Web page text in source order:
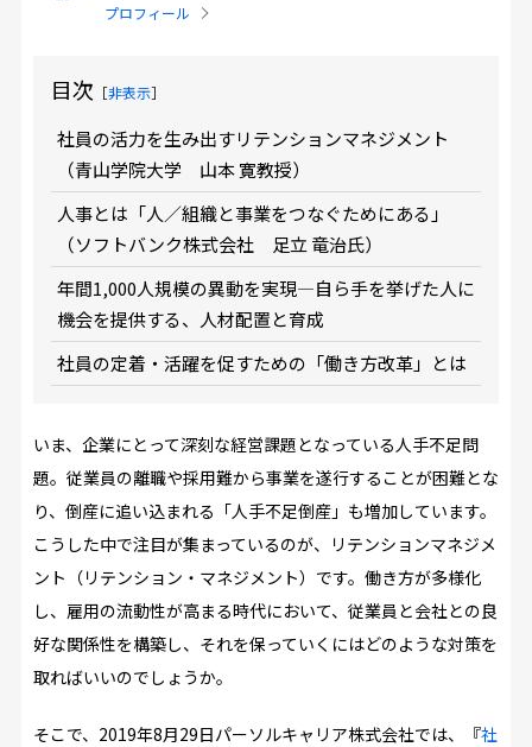
プロフィール
目次 ［非表示］
社員の活力を生み出すリテンションマネジメント
（青山学院大学 山本 寛教授）
人事とは「人／組織と事業をつなぐためにある」
（ソフトバンク株式会社 足立 竜治氏）
年間1,000人規模の異動を実現―自ら手を挙げた人に
機会を提供する、人材配置と育成
社員の定着・活躍を促すための「働き方改革」とは
いま、企業にとって深刻な経営課題となっている人手不足問
題。従業員の離職や採用難から事業を遂行することが困難とな
り、倒産に追い込まれる「人手不足倒産」も増加しています。
こうした中で注目が集まっているのが、リテンションマネジメ
ント（リテンション・マネジメント）です。働き方が多様化
し、雇用の流動性が高まる時代において、従業員と会社との良
好な関係性を構築し、それを保っていくにはどのような対策を
取ればいいのでしょうか。
そこで、2019年8月29日パーソルキャリア株式会社では、『社